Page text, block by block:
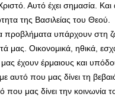
Αυτό έχει σημασία. Και
της Βασιλείας του Θεού.
προβλήματα υπάρχουν στη
μας. Οικονομικά, ηθικά,
έχουν έρμαιους και
αυτό που μας δίνει τη
που μας δίνει την κοινωνία